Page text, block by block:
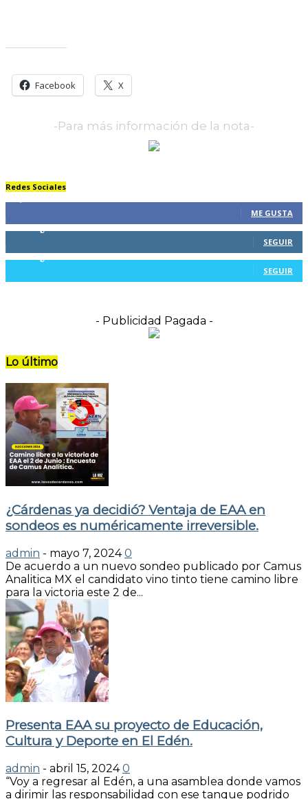
Facebook X
-Para más información de la nota-
Redes Sociales
ME GUSTA
804 Seguidores
SEGUIR
116 Seguidores
SEGUIR
- Publicidad Pagada -
Lo último
¿Cárdenas ya decidió? Ventaja de EAA en
sondeos es numéricamente irreversible.
admin - mayo 7, 2024 0
De acuerdo a un nuevo sondeo publicado por Camus
Analitica MX el candidato vino tinto tiene camino libre
para la victoria este 2 de...
Presenta EAA su proyecto de Educación,
Cultura y Deporte en El Edén.
admin - abril 15, 2024 0
“Voy a regresar al Edén, a una asamblea donde vamos
a dirimir las responsabilidad con ese tanque podrido